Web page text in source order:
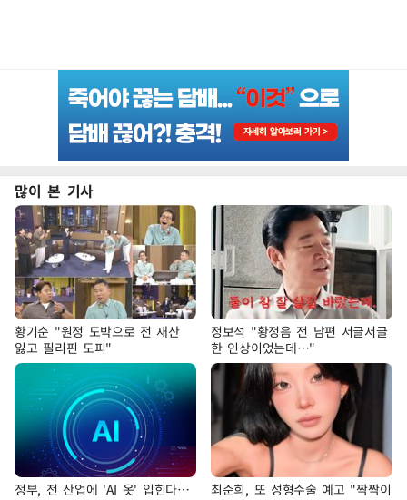
많이 본 기사
황기순 "원정 도박으로 전 재산
잃고 필리핀 도피"
정보석 "황정음 전 남편 서글서글
한 인상이었는데…"
정부, 전 산업에 'AI 옷' 입힌다…
최준희, 또 성형수술 예고 "짝짝이